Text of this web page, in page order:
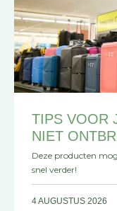
TIPS VOOR
NIET
Deze producten
snel verder!
4 AUGUSTUS 2026